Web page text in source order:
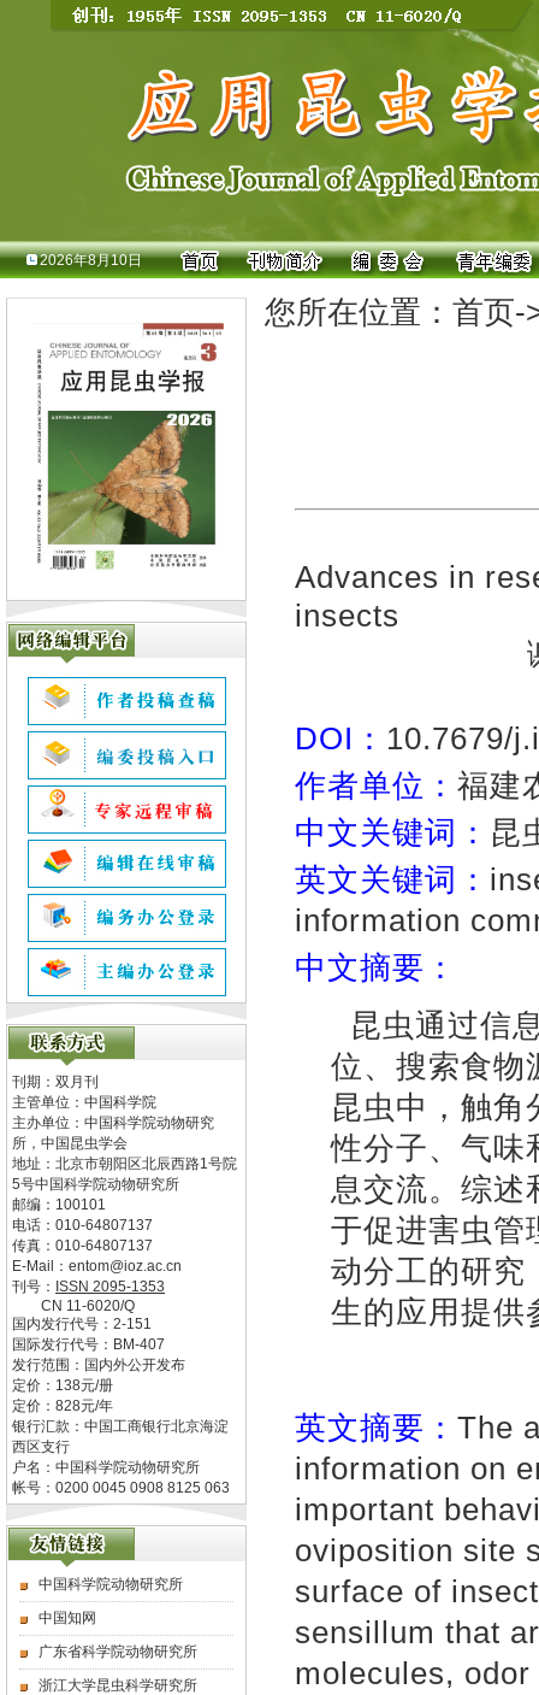
2026年8月10日
刊期：双月刊
主管单位： 中国科学院
主办单位： 中国科学院动物研究
所，中国昆虫学会
地址： 北京市朝阳区北辰西路1号院
5号中国科学院动物研究所
邮编： 100101
电话： 010-64807137
传真： 010-64807137
E-Mail： entom@ioz.ac.cn
刊号： ISSN 2095-1353
CN 11-6020/Q
国内发行代号： 2-151
国际发行代号： BM-407
发行范围：国内外公开发布
定价： 138元/册
定价： 828元/年
银行汇款：中国工商银行北京海淀
西区支行
户名：中国科学院动物研究所
帐号：0200 0045 0908 8125 063
中国科学院动物研究所
中国知网
广东省科学院动物研究所
浙江大学昆虫科学研究所
您所在位置： 首页-
Advances in
insects
DOI： 10.7679/
作者单位： 福建
中文关键词： 昆
英文关键词：
information
中文摘要：
昆虫通过信
位、搜索食物
昆虫中，触角
性分子、气味
息交流。综述
于促进害虫管
动分工的研究
生的应用提供
英文摘要： The
information on
important
oviposition site
surface of
sensillum that
molecules,